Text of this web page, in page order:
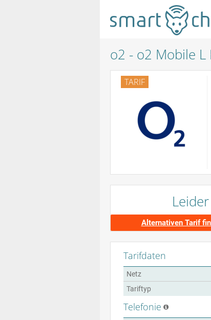
o2 - o2 Mobile L
TARIF
Alternativen Tarif
Tarifdaten
Netz
Tariftyp
Telefonie